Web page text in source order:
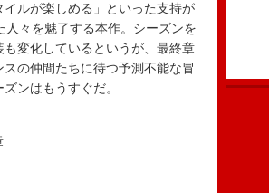
ルが楽しめる」といった支持が
々を魅了する本作。シーズンを
変化しているというが、最終章
の仲間たちに待つ予測不能な冒
ンはもうすぐだ。